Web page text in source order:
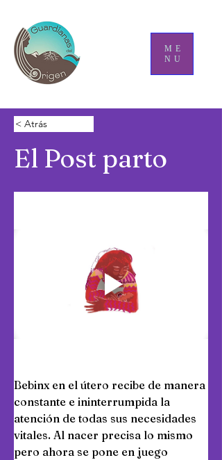
ME
NU
< Atrás
El Post parto
Bebinx en el útero recibe de manera
constante e ininterrumpida la
atención de todas sus necesidades
vitales. Al nacer precisa lo mismo
pero ahora se pone en juego